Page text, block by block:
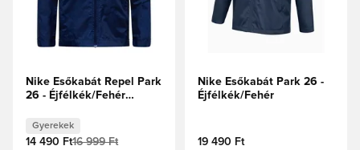
Nike Esőkabát Repel Park
26 - Éjfélkék/Fehér
Gyerekek
14 490 Ft16 999 Ft
Nike Esőkabát Park 26 -
Éjfélkék/Fehér
19 490 Ft